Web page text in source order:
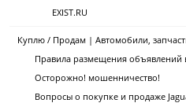
EXIST.RU
Куплю / Продам | Автомобили,
Правила размещения объявлений
Осторожно! мошенничество!
Вопросы о покупке и продаже